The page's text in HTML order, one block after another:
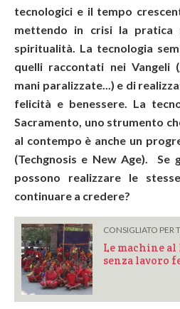
tecnologici e il tempo
mettendo in crisi la pratica
spiritualità. La tecnologia
quelli raccontati nei Vangeli
mani paralizzate...) e di
felicità e benessere. La
Sacramento, uno strumento
al contempo è anche un
(Techgnosis e New Age). Se
possono realizzare le
continuare a credere?
CONSIGLIATO PER
Le machine
senza lavoro